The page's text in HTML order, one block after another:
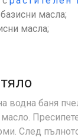
масла;
масла;
водна баня
След